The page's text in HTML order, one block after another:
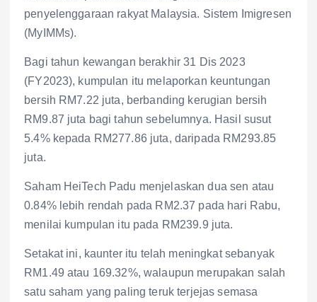
penyelenggaraan rakyat Malaysia. Sistem Imigresen
(MyIMMs).
Bagi tahun kewangan berakhir 31 Dis 2023
(FY2023), kumpulan itu melaporkan keuntungan
bersih RM7.22 juta, berbanding kerugian bersih
RM9.87 juta bagi tahun sebelumnya. Hasil susut
5.4% kepada RM277.86 juta, daripada RM293.85
juta.
Saham HeiTech Padu menjelaskan dua sen atau
0.84% lebih rendah pada RM2.37 pada hari Rabu,
menilai kumpulan itu pada RM239.9 juta.
Setakat ini, kaunter itu telah meningkat sebanyak
RM1.49 atau 169.32%, walaupun merupakan salah
satu saham yang paling teruk terjejas semasa